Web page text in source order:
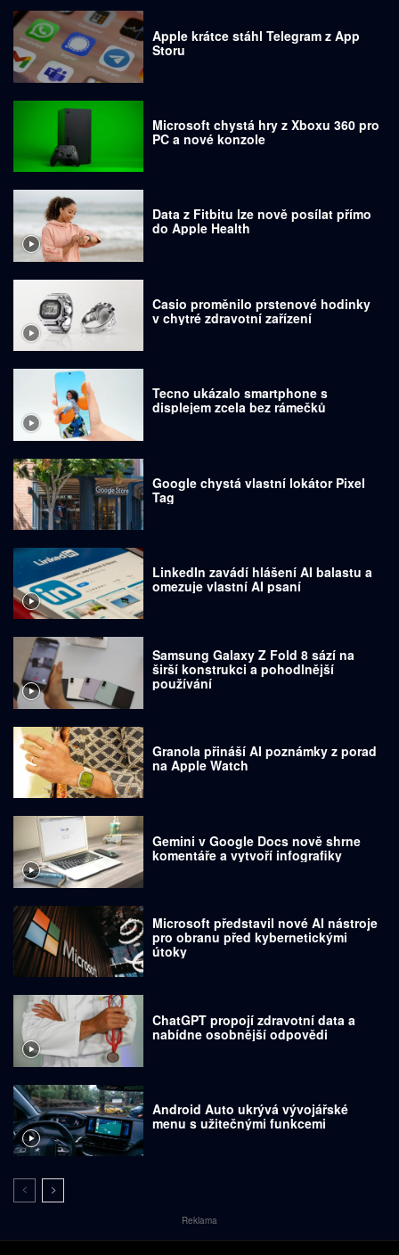
Apple krátce stáhl Telegram z App
Storu
Microsoft chystá hry z Xboxu 360 pro
PC a nové konzole
Data z Fitbitu lze nově posílat přímo
do Apple Health
Casio proměnilo prstenové hodinky
v chytré zdravotní zařízení
Tecno ukázalo smartphone s
displejem zcela bez rámečků
Google chystá vlastní lokátor Pixel
Tag
LinkedIn zavádí hlášení AI balastu a
omezuje vlastní AI psaní
Samsung Galaxy Z Fold 8 sází na
širší konstrukci a pohodlnější
používání
Granola přináší AI poznámky z porad
na Apple Watch
Gemini v Google Docs nově shrne
komentáře a vytvoří infografiky
Microsoft představil nové AI nástroje
pro obranu před kybernetickými
útoky
ChatGPT propojí zdravotní data a
nabídne osobnější odpovědi
Android Auto ukrývá vývojářské
menu s užitečnými funkcemi
Reklama